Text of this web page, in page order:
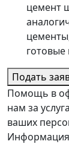
цемент
Подать
Помощь в
нам за
ваших
Информация